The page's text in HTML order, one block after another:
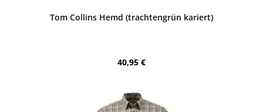
Tom Collins Hemd (trachtengrün kariert)
Regulärer Preis:
40,95 €